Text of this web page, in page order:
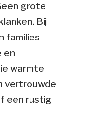
grote
Bij
families
en
warmte
vertrouwde
een rustig